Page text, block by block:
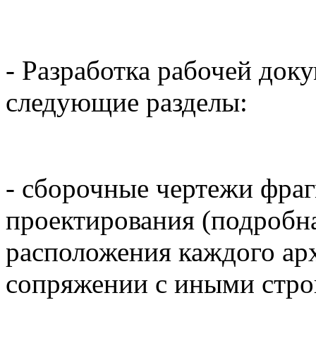
- Разработка рабочей
следующие разделы:
- сборочные чертежи
проектирования
расположения каждого
сопряжении с иными